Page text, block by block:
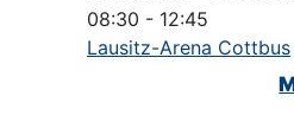
08:30 - 12:45
Lausitz-Arena Cottbus